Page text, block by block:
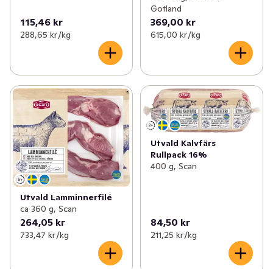
115,46 kr
288,65 kr /kg
Gotland
369,00 kr
615,00 kr /kg
Utvald Lamminnerfilé
ca 360 g, Scan
264,05 kr
733,47 kr /kg
Utvald Kalvfärs
Rullpack 16%
400 g, Scan
84,50 kr
211,25 kr /kg